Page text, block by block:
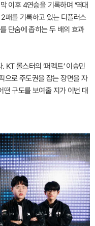
이후 4연승을 기록하며 ‘역대
패를 기록하고 있는 디플러스
단숨에 좁히는 두 배의 효과
롤스터의 ‘퍼펙트’ 이승민
으로 주도권을 잡는 장면을 자
떤 구도를 보여줄 지가 이번 대